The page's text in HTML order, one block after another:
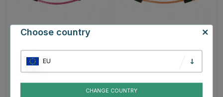
SHIRES
Transportführstrick Rosa
SHIRES
€13.45
Choose country
EU
CHANGE COUNTRY